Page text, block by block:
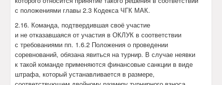
с положениями главы 2.3 Кодекса ЧГК МАК.
2.16. Команда, подтвердившая своё участие
и не отказавшаяся от участия в ОКЛУК в соответствии
с требованиями пп. 1.6.2 Положения о проведении
соревнований, обязана явиться на турнир. В случае неявки
к такой команде применяются финансовые санкции в виде
штрафа, который устанавливается в размере,